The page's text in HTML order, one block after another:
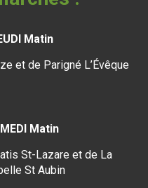
Matin
et de Parigné L’Évêque
Matin
St-Lazare et de La
St Aubin